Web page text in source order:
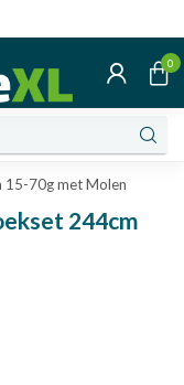
0
15-70g met Molen
244cm